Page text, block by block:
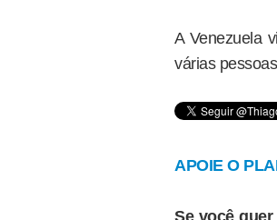
A Venezuela
várias
APOIE O
Se você